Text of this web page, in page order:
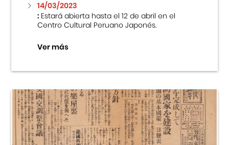
14/03/2023
:Estará abierta hasta el 12 de abril en el
Centro Cultural Peruano Japonés.
Ver más